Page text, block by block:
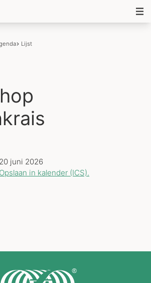
Lijst
20 juni 2026
Opslaan in kalender (ICS).